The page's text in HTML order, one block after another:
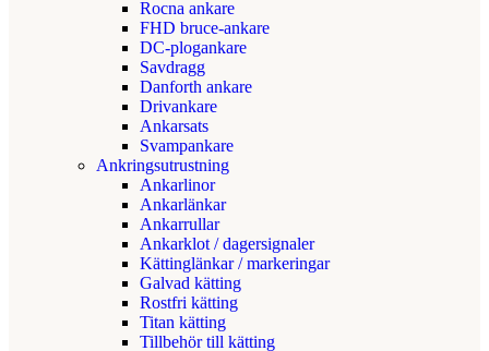
Rocna ankare
FHD bruce-ankare
DC-plogankare
Savdragg
Danforth ankare
Drivankare
Ankarsats
Svampankare
Ankringsutrustning
Ankarlinor
Ankarlänkar
Ankarrullar
Ankarklot / dagersignaler
Kättinglänkar / markeringar
Galvad kätting
Rostfri kätting
Titan kätting
Tillbehör till kätting